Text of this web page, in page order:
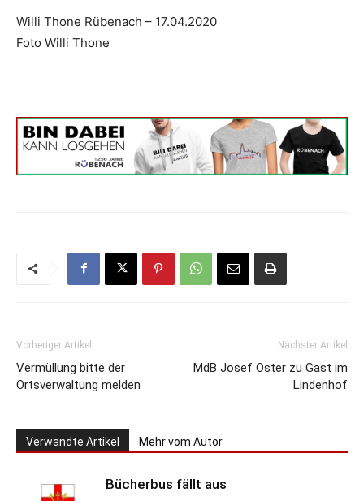
Willi Thone Rübenach – 17.04.2020
Foto Willi Thone
Vorheriger Artikel
Vermüllung bitte der
Ortsverwaltung melden
Nächster Artikel
MdB Josef Oster zu Gast im
Lindenhof
Verwandte Artikel Mehr vom Autor
Bücherbus fällt aus